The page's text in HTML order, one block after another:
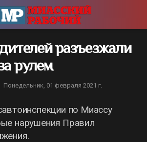
разъезжали
рулем
Понедельник, 01 февраля 2021 г.
по Миассу
нарушения Правил